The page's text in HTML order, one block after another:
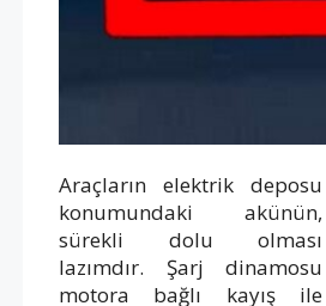
Araçların elektrik deposu
konumundaki akünün,
sürekli dolu olması
lazımdır. Şarj dinamosu
motora bağlı kayış ile